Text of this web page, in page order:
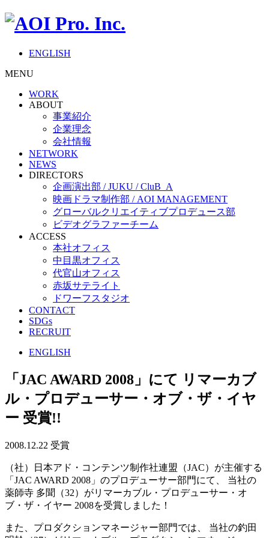
ENGLISH
MENU
WORK
ABOUT
事業紹介
企業理念
会社情報
NETWORK
NEWS
DIRECTORS
企画演出部 / JUKU / CluB_A
映画ドラマ制作部 / AOI MANAGEMENT
グローバルクリエイティブプロデュース部
ビデオグラファーチーム
ACCESS
本社オフィス
中目黒オフィス
代官山オフィス
赤坂サテライト
ドワーフスタジオ
CONTACT
SDGs
RECRUIT
ENGLISH
「JAC AWARD 2008」にて リマーカブ
ル・プロデューサー・オブ・ザ・イヤ
ー 受賞!!
2008.12.22 受賞
（社）日本アド・コンテンツ制作社連盟（JAC）が主催する
「JAC AWARD 2008」のプロデューサー部門にて、 当社の
薬師寺 多聞（32）がリマーカブル・プロデューサー・オ
ブ・ザ・イヤー 2008を受賞しました！
また、プロダクションマネージャー部門では、 当社の釣田